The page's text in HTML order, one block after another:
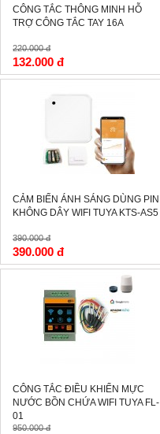
CÔNG TẮC THÔNG MINH HỖ
TRỢ CÔNG TẮC TAY 16A
220.000 đ
132.000 đ
CẢM BIẾN ÁNH SÁNG DÙNG PIN
KHÔNG DÂY WIFI TUYA KTS-AS5
390.000 đ
390.000 đ
CÔNG TẮC ĐIỀU KHIỂN MỰC
NƯỚC BỒN CHỨA WIFI TUYA FL-
01
950.000 đ